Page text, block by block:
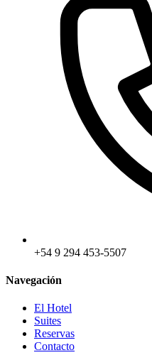
+54 9 294 453-5507
Navegación
El Hotel
Suites
Reservas
Contacto